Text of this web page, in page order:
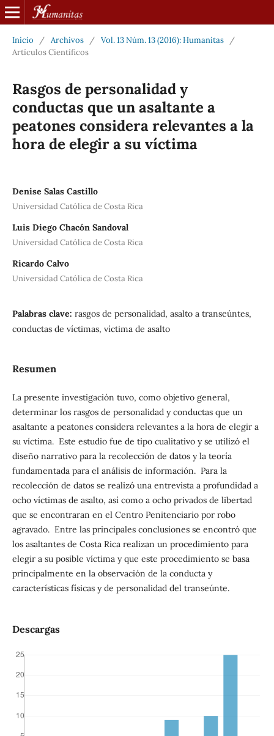
Inicio / Archivos / Vol. 13 Núm. 13 (2016): Humanitas
/
Artículos Científicos
Rasgos de personalidad y
conductas que un asaltante a
peatones considera relevantes a la
hora de elegir a su víctima
Denise Salas Castillo
Universidad Católica de Costa Rica
Luis Diego Chacón Sandoval
Universidad Católica de Costa Rica
Ricardo Calvo
Universidad Católica de Costa Rica
Palabras clave: rasgos de personalidad, asalto a transeúntes,
conductas de víctimas, víctima de asalto
Resumen
La presente investigación tuvo, como objetivo general,
determinar los rasgos de personalidad y conductas que un
asaltante a peatones considera relevantes a la hora de elegir a
su víctima. Este estudio fue de tipo cualitativo y se utilizó el
diseño narrativo para la recolección de datos y la teoría
fundamentada para el análisis de información. Para la
recolección de datos se realizó una entrevista a profundidad a
ocho víctimas de asalto, así como a ocho privados de libertad
que se encontraran en el Centro Penitenciario por robo
agravado. Entre las principales conclusiones se encontró que
los asaltantes de Costa Rica realizan un procedimiento para
elegir a su posible víctima y que este procedimiento se basa
principalmente en la observación de la conducta y
características físicas y de personalidad del transeúnte.
Descargas